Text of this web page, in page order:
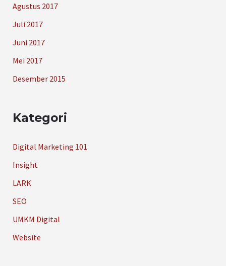
Agustus 2017
Juli 2017
Juni 2017
Mei 2017
Desember 2015
Kategori
Digital Marketing 101
Insight
LARK
SEO
UMKM Digital
Website